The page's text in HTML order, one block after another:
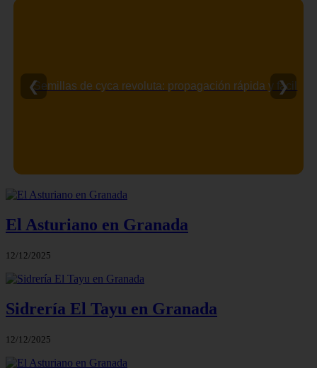
Semillas de cyca revoluta: propagación rápida y fácil
❮ ❯
El Asturiano en Granada
12/12/2025
Sidrería El Tayu en Granada
12/12/2025